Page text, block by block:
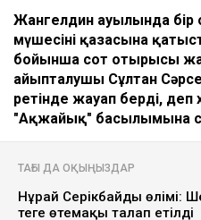
Жангелдин ауылында бір
мүшесінің қазасына
бойынша сот отырысы
айыпталушы Сұлтан
ретінде жауап берді, деп
"Ақжайық" басылымына
ТАҒЫ ДА ОҚЫҢЫЗДАР
Нұрай Серікбайдың өлімі:
теңге өтемақы талап етілді